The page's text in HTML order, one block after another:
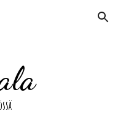
Skip to navigation